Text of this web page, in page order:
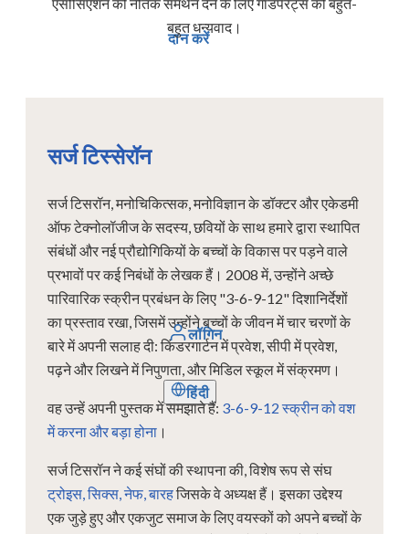
दान करें
लॉगिन
हिंदी
बहुत धन्यवाद।
सर्ज टिस्सेरॉन
सर्ज टिसरॉन, मनोचिकित्सक, मनोविज्ञान के डॉक्टर और एकेडमी
ऑफ टेक्नोलॉजीज के सदस्य, छवियों के साथ हमारे द्वारा स्थापित
संबंधों और नई प्रौद्योगिकियों के बच्चों के विकास पर पड़ने वाले
प्रभावों पर कई निबंधों के लेखक हैं। 2008 में, उन्होंने अच्छे
पारिवारिक स्क्रीन प्रबंधन के लिए "3-6-9-12" दिशानिर्देशों
का प्रस्ताव रखा, जिसमें उन्होंने बच्चों के जीवन में चार चरणों के
बारे में अपनी सलाह दी: किंडरगार्टन में प्रवेश, सीपी में प्रवेश,
पढ़ने और लिखने में निपुणता, और मिडिल स्कूल में संक्रमण।
वह उन्हें अपनी पुस्तक में समझाते हैं: 3-6-9-12 स्क्रीन को वश
में करना और बड़ा होना ।
सर्ज टिसरॉन ने कई संघों की स्थापना की, विशेष रूप से संघ
ट्रोइस, सिक्स, नेफ, बारहजिसके वे अध्यक्ष हैं। इसका उद्देश्य
एक जुड़े हुए और एकजुट समाज के लिए वयस्कों को अपने बच्चों के